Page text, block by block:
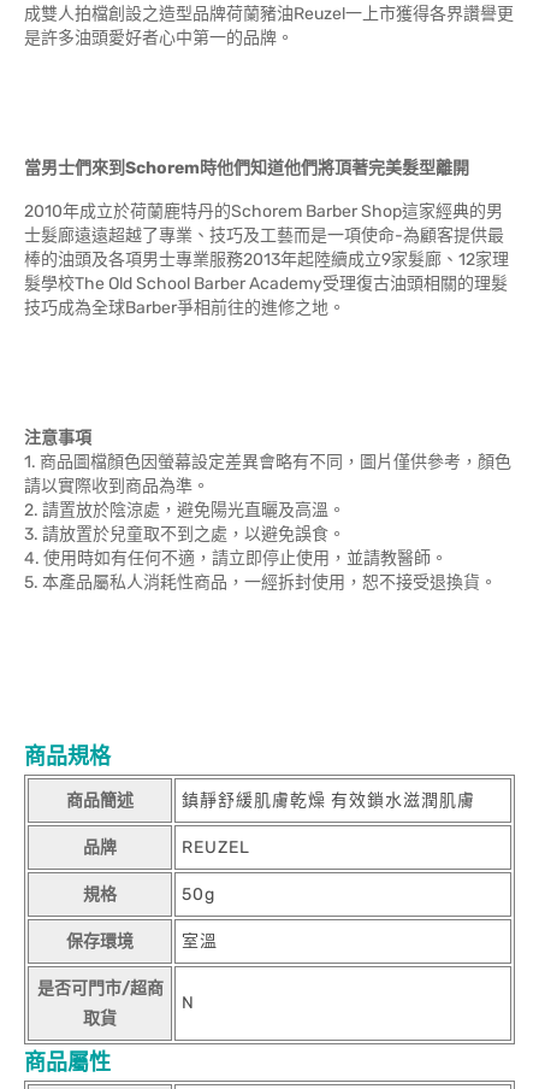
成雙人拍檔創設之造型品牌荷蘭豬油Reuzel一上市獲得各界讚譽更
是許多油頭愛好者心中第一的品牌。
當男士們來到Schorem時他們知道他們將頂著完美髮型離開
2010年成立於荷蘭鹿特丹的Schorem Barber Shop這家經典的男
士髮廊遠遠超越了專業、技巧及工藝而是一項使命-為顧客提供最
棒的油頭及各項男士專業服務2013年起陸續成立9家髮廊、12家理
髮學校The Old School Barber Academy受理復古油頭相關的理髮
技巧成為全球Barber爭相前往的進修之地。
注意事項
1. 商品圖檔顏色因螢幕設定差異會略有不同，圖片僅供參考，顏色
請以實際收到商品為準。
2. 請置放於陰涼處，避免陽光直曬及高溫。
3. 請放置於兒童取不到之處，以避免誤食。
4. 使用時如有任何不適，請立即停止使用，並請教醫師。
5. 本產品屬私人消耗性商品，一經拆封使用，恕不接受退換貨。
商品規格
商品簡述 鎮靜舒緩肌膚乾燥 有效鎖水滋潤肌膚
品牌 REUZEL
規格 50g
保存環境 室溫
是否可門市/超商
取貨
N
商品屬性